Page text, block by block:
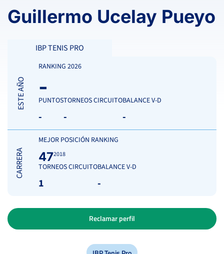
Guillermo Ucelay Pueyo
IBP TENIS PRO
ESTE AÑO
RANKING 2026
-
PUNTOS
-
TORNEOS CIRCUITO
-
BALANCE V-D
-
CARRERA
MEJOR POSICIÓN RANKING
472018
TORNEOS CIRCUITO
1
BALANCE V-D
-
Reclamar perfil